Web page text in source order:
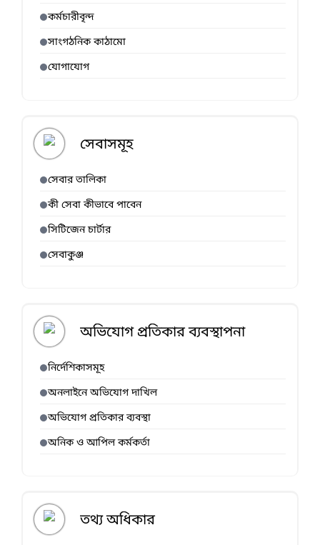
কর্মচারীবৃন্দ
সাংগঠনিক কাঠামো
যোগাযোগ
সেবাসমূহ
সেবার তালিকা
কী সেবা কীভাবে পাবেন
সিটিজেন চার্টার
সেবাকুঞ্জ
অভিযোগ প্রতিকার ব্যবস্থাপনা
নির্দেশিকাসমূহ
অনলাইনে অভিযোগ দাখিল
অভিযোগ প্রতিকার ব্যবস্থা
অনিক ও আপিল কর্মকর্তা
তথ্য অধিকার